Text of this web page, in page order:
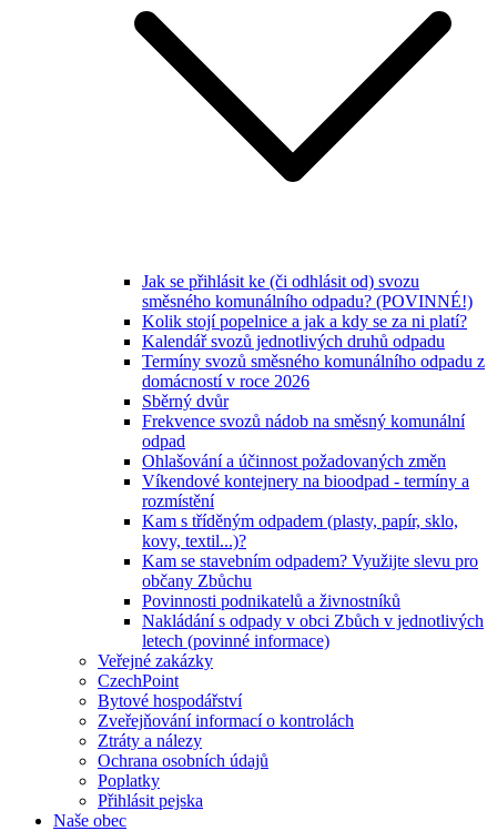
Jak se přihlásit ke (či odhlásit od) svozu
směsného komunálního odpadu? (POVINNÉ!)
Kolik stojí popelnice a jak a kdy se za ni platí?
Kalendář svozů jednotlivých druhů odpadu
Termíny svozů směsného komunálního odpadu z
domácností v roce 2026
Sběrný dvůr
Frekvence svozů nádob na směsný komunální
odpad
Ohlašování a účinnost požadovaných změn
Víkendové kontejnery na bioodpad - termíny a
rozmístění
Kam s tříděným odpadem (plasty, papír, sklo,
kovy, textil...)?
Kam se stavebním odpadem? Využijte slevu pro
občany Zbůchu
Povinnosti podnikatelů a živnostníků
Nakládání s odpady v obci Zbůch v jednotlivých
letech (povinné informace)
Veřejné zakázky
CzechPoint
Bytové hospodářství
Zveřejňování informací o kontrolách
Ztráty a nálezy
Ochrana osobních údajů
Poplatky
Přihlásit pejska
Naše obec